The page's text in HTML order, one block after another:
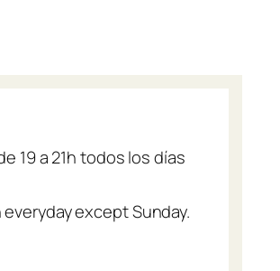
19 a 21h todos los días
except Sunday.